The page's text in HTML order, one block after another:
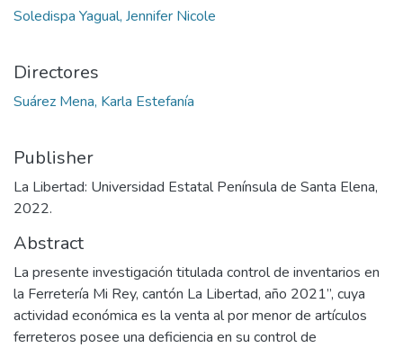
Soledispa Yagual, Jennifer Nicole
Directores
Suárez Mena, Karla Estefanía
Publisher
La Libertad: Universidad Estatal Península de Santa Elena,
2022.
Abstract
La presente investigación titulada control de inventarios en
la Ferretería Mi Rey, cantón La Libertad, año 2021”, cuya
actividad económica es la venta al por menor de artículos
ferreteros posee una deficiencia en su control de